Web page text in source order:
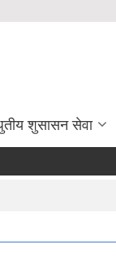
शुसासन सेवा